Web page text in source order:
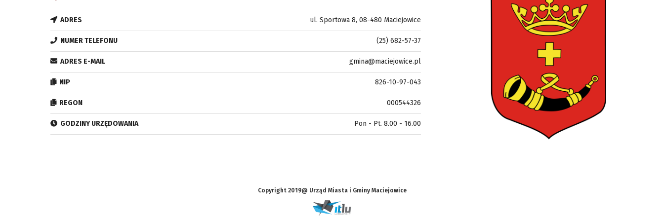
ADRES ul. Sportowa 8, 08-480 Maciejowice
NUMER TELEFONU (25) 682-57-37
ADRES E-MAIL gmina@maciejowice.pl
NIP 826-10-97-043
REGON 000544326
GODZINY URZĘDOWANIA Pon - Pt. 8.00 - 16.00
Copyright 2019@ Urząd Miasta i Gminy Maciejowice